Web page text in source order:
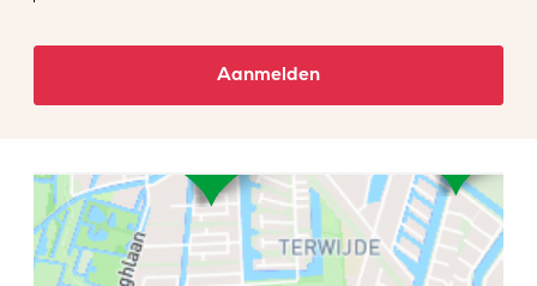
Aanmelden